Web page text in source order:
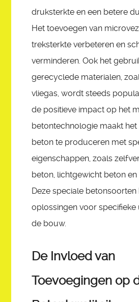
druksterkte en een betere
Het toevoegen van
treksterkte verbeteren en
verminderen. Ook het
gerecyclede materialen,
vliegas, wordt steeds
de positieve impact op het
betontechnologie maakt
beton te produceren met
eigenschappen, zoals
beton, lichtgewicht beton en
Deze speciale betonsoorten
oplossingen voor specifieke
de bouw.
De Invloed van
Toevoegingen op